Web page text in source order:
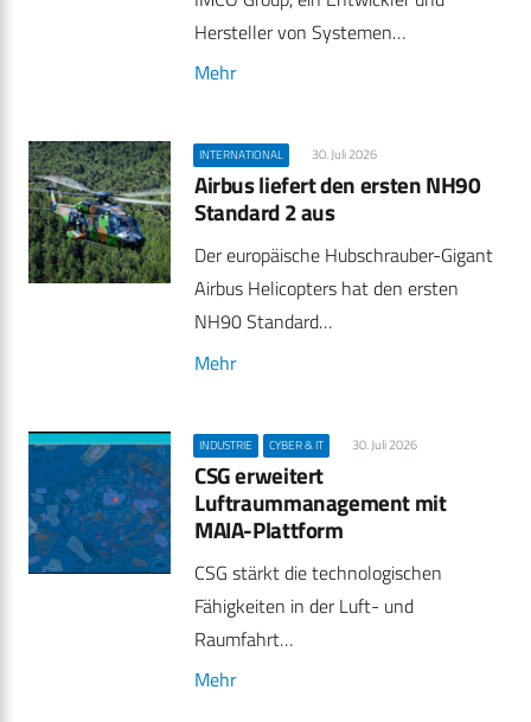
Hersteller von Systemen…
Mehr
INTERNATIONAL 30. Juli 2026
Airbus liefert den ersten NH90
Standard 2 aus
Der europäische Hubschrauber-Gigant
Airbus Helicopters hat den ersten
NH90 Standard…
Mehr
INDUSTRIE CYBER & IT 30. Juli 2026
CSG erweitert
Luftraummanagement mit
MAIA-Plattform
CSG stärkt die technologischen
Fähigkeiten in der Luft- und
Raumfahrt…
Mehr